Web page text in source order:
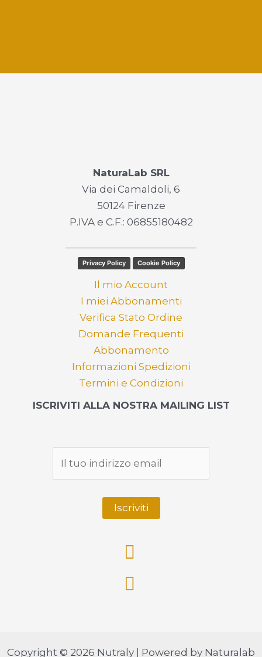
NaturaLab SRL
Via dei Camaldoli, 6
50124 Firenze
P.IVA e C.F.: 06855180482
Privacy Policy Cookie Policy
Il mio Account
I miei Abbonamenti
Verifica Stato Ordine
Domande Frequenti
Abbonamento
Informazioni Spedizioni
Termini e Condizioni
ISCRIVITI ALLA NOSTRA MAILING LIST
Copyright © 2026 Nutraly | Powered by Naturalab